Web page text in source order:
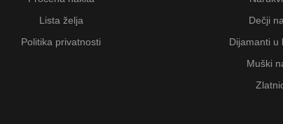
Lista želja
Politika privatnosti
Dečji
Dijamanti u
Muški